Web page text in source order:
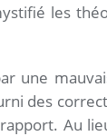
les
une
des
Au